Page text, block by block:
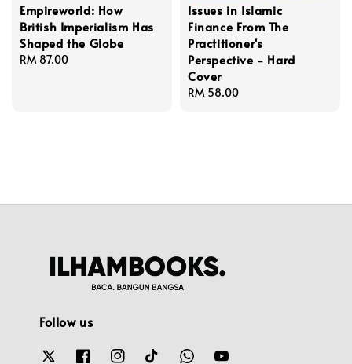
Empireworld: How
British Imperialism Has
Shaped the Globe
Regular
RM 87.00
Issues in Islamic
Finance From The
Practitioner's
Perspective - Hard
Cover
Regular
RM 58.00
Follow us